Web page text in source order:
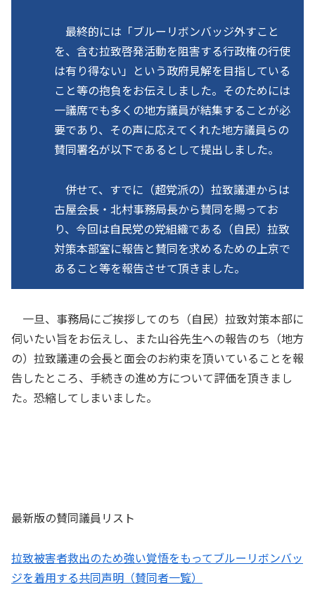
最終的には「ブルーリボンバッジ外すこと
を、含む拉致啓発活動を阻害する行政権の行使
は有り得ない」という政府見解を目指している
こと等の抱負をお伝えしました。そのためには
一議席でも多くの地方議員が結集することが必
要であり、その声に応えてくれた地方議員らの
賛同署名が以下であるとして提出しました。
併せて、すでに（超党派の）拉致議連からは
古屋会長・北村事務局長から賛同を賜ってお
り、今回は自民党の党組織である（自民）拉致
対策本部室に報告と賛同を求めるための上京で
あること等を報告させて頂きました。
一旦、事務局にご挨拶してのち（自民）拉致対策本部に
伺いたい旨をお伝えし、また山谷先生への報告のち（地方
の）拉致議連の会長と面会のお約束を頂いていることを報
告したところ、手続きの進め方について評価を頂きまし
た。恐縮してしまいました。
最新版の賛同議員リスト
拉致被害者救出のため強い覚悟をもってブルーリボンバッ
ジを着用する共同声明（賛同者一覧）